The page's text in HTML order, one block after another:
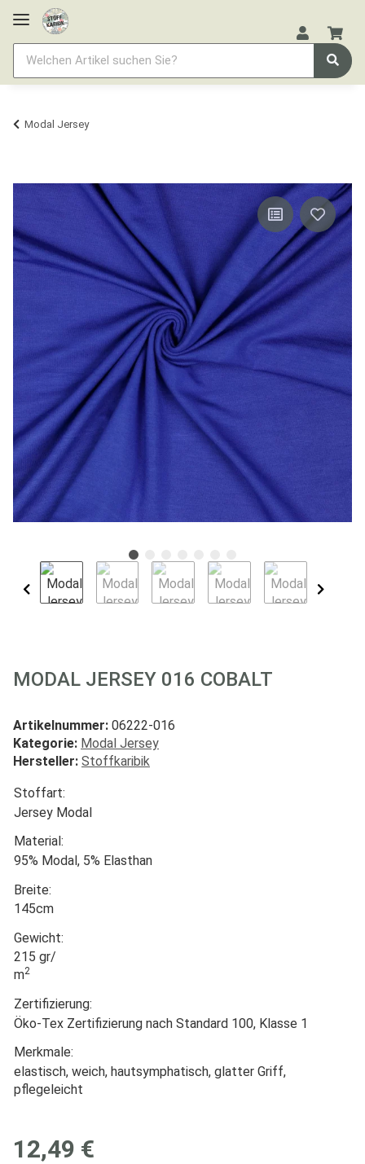
Modal Jersey
MODAL JERSEY 016 COBALT
Artikelnummer: 06222-016
Kategorie: Modal Jersey
Hersteller: Stoffkaribik
Stoffart:
Jersey Modal
Material:
95% Modal, 5% Elasthan
Breite:
145cm
Gewicht:
215 gr/
m2
Zertifizierung:
Öko-Tex Zertifizierung nach Standard 100, Klasse 1
Merkmale:
elastisch, weich, hautsymphatisch, glatter Griff,
pflegeleicht
12,49 €